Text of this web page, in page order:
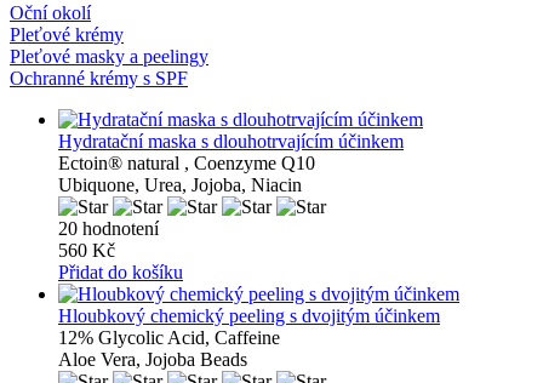
Oční okolí
Pleťové krémy
Pleťové masky a peelingy
Ochranné krémy s SPF
Hydratační maska ​​s dlouhotrvajícím účinkem
Ectoin® natural , Coenzyme Q10
Ubiquone, Urea, Jojoba, Niacin
20 hodnotení
560 Kč
Přidat do košíku
Hloubkový chemický peeling s dvojitým účinkem
12% Glycolic Acid, Caffeine
Aloe Vera, Jojoba Beads